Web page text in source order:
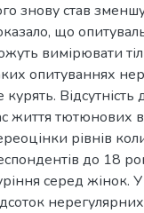
знову став
що
вимірювати
опитуваннях
курять.
життя тютюнових
рівнів
до 18
серед жінок.